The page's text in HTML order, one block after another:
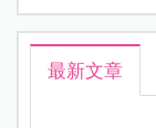
最新文章